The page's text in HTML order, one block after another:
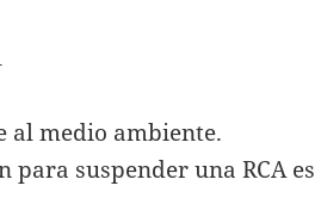
medio ambiente.
suspender una RCA es